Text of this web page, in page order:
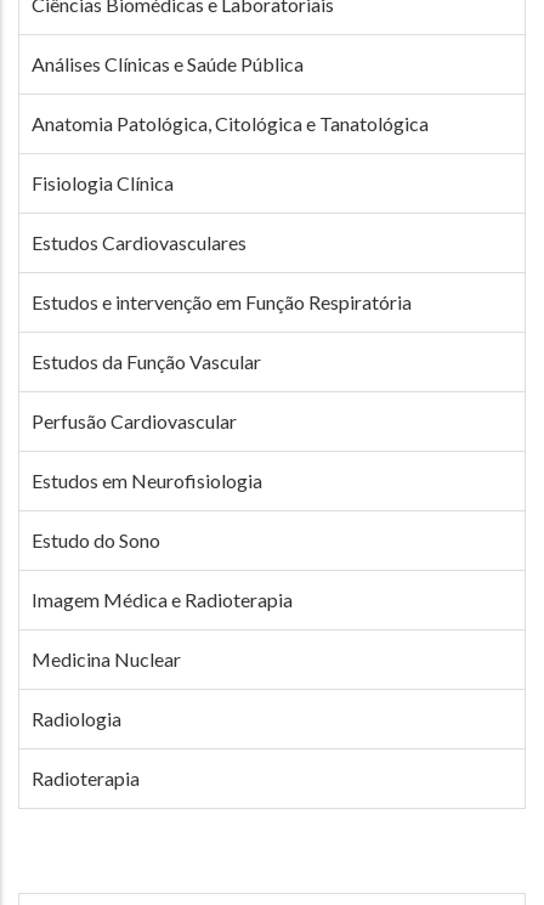
Análises Clínicas e Saúde Pública
Anatomia Patológica, Citológica e Tanatológica
Fisiologia Clínica
Estudos Cardiovasculares
Estudos e intervenção em Função Respiratória
Estudos da Função Vascular
Perfusão Cardiovascular
Estudos em Neurofisiologia
Estudo do Sono
Imagem Médica e Radioterapia
Medicina Nuclear
Radiologia
Radioterapia